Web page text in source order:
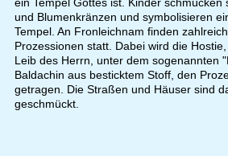
ein Tempel Gottes ist. Kinder schmücken
und Blumenkränzen und symbolisieren
Tempel. An Fronleichnam finden
Prozessionen statt. Dabei wird die
Leib des Herrn, unter dem sogenannten
Baldachin aus besticktem Stoff, den
getragen. Die Straßen und Häuser sind
geschmückt.